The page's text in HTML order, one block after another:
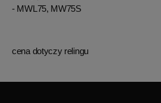
- MWL75, MW75S
cena dotyczy relingu